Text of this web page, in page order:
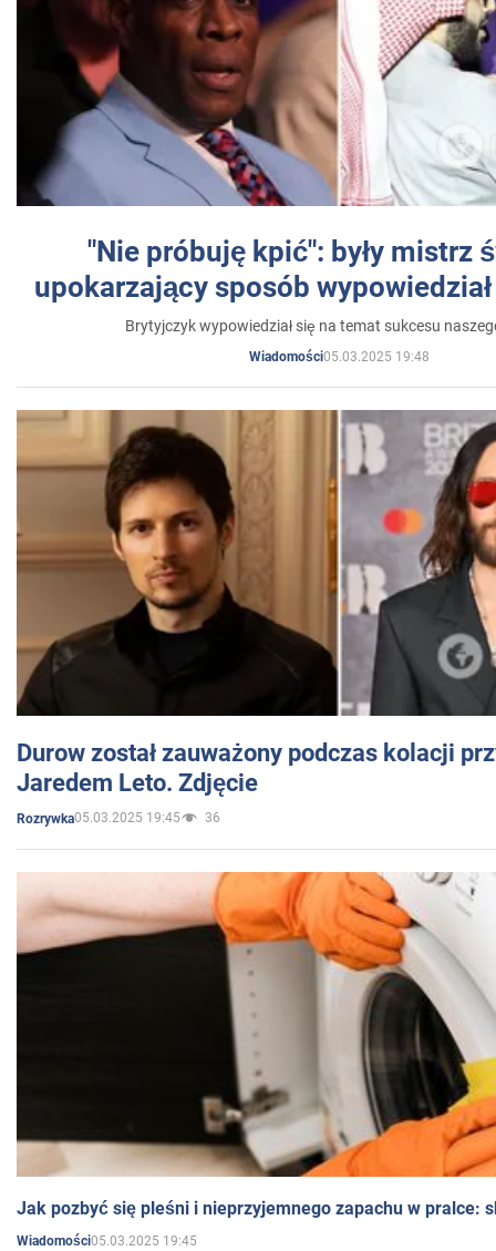
"Nie próbuję kpić": były mistrz
upokarzający sposób
Brytyjczyk wypowiedział się na temat sukcesu
Wiadomości05.03.2025 19:48
Durow został zauważony podczas kolacji
Jaredem Leto. Zdjęcie
Rozrywka05.03.2025 19:45 36
Jak pozbyć się pleśni i nieprzyjemnego zapachu w pralce:
Wiadomości05.03.2025 19:45